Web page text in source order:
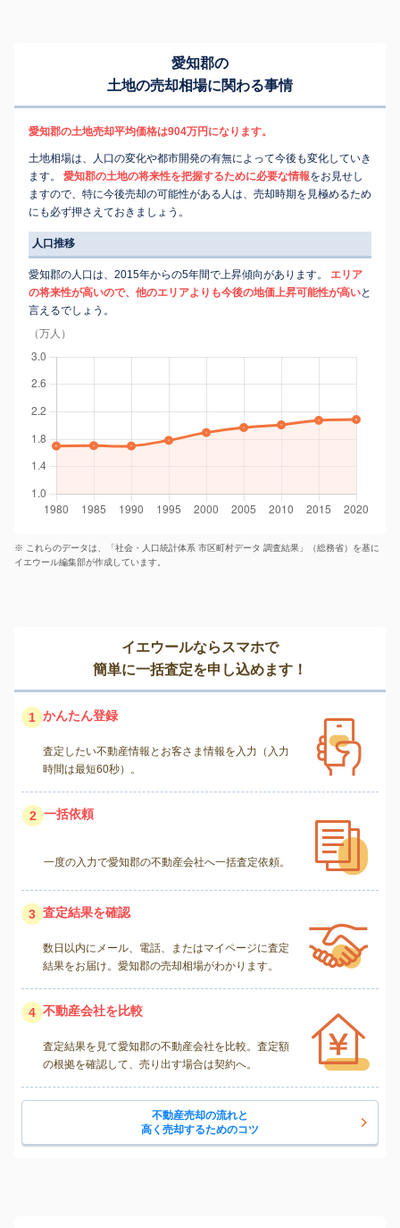
愛知郡の
土地の売却相場に関わる事情
愛知郡の土地売却平均価格は904万円になります。
土地相場は、人口の変化や都市開発の有無によって今後も変化していき
ます。
愛知郡の土地の将来性を把握するために必要な情報をお見せし
ますので、特に今後売却の可能性がある人は、売却時期を見極めるため
にも必ず押さえておきましょう。
人口推移
愛知郡の人口は、2015年からの5年間で上昇傾向があります。
エリア
の将来性が高いので、他のエリアよりも今後の地価上昇可能性が高いと
言えるでしょう。
（万人）
※ これらのデータは、「社会・人口統計体系 市区町村データ 調査結果」（総務省）を基に
イエウール編集部が作成しています。
イエウールならスマホで
簡単に一括査定を申し込めます！
1 かんたん登録
査定したい不動産情報とお客さま情報を入力（入力
時間は最短60秒）。
2 一括依頼
一度の入力で愛知郡の不動産会社へ一括査定依頼。
3 査定結果を確認
数日以内にメール、電話、またはマイページに査定
結果をお届け。愛知郡の売却相場がわかります。
4 不動産会社を比較
査定結果を見て愛知郡の不動産会社を比較。査定額
の根拠を確認して、売り出す場合は契約へ。
不動産売却の流れと
高く売却するためのコツ